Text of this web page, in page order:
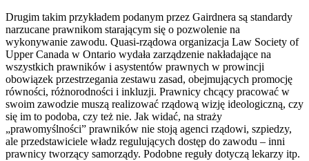
Drugim takim przykładem podanym przez Gairdnera są standardy
narzucane prawnikom starającym się o pozwolenie na
wykonywanie zawodu. Quasi-rządowa organizacja Law Society of
Upper Canada w Ontario wydała zarządzenie nakładające na
wszystkich prawników i asystentów prawnych w prowincji
obowiązek przestrzegania zestawu zasad, obejmujących promocję
równości, różnorodności i inkluzji. Prawnicy chcący pracować w
swoim zawodzie muszą realizować rządową wizję ideologiczną, czy
się im to podoba, czy też nie. Jak widać, na straży
„prawomyślności” prawników nie stoją agenci rządowi, szpiedzy,
ale przedstawiciele władz regulujących dostęp do zawodu – inni
prawnicy tworzący samorządy. Podobne reguły dotyczą lekarzy itp.